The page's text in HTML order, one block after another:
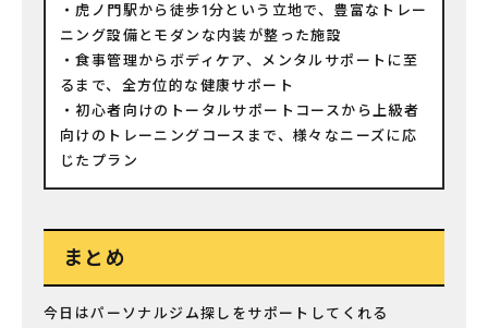
虎ノ門駅から徒歩1分という立地で、豊富なトレー
ニング設備とモダンな内装が整った施設
食事管理からボディケア、メンタルサポートに至
るまで、全方位的な健康サポート
初心者向けのトータルサポートコースから上級者
向けのトレーニングコースまで、様々なニーズに応
じたプラン
まとめ
今日はパーソナルジム探しをサポートしてくれる